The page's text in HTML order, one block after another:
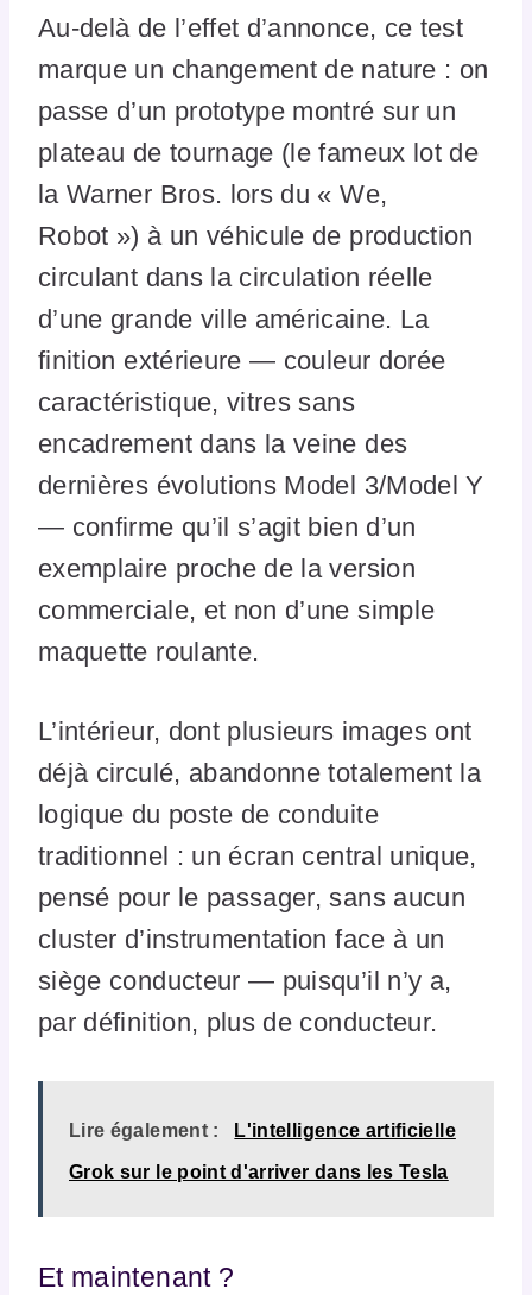
Au-delà de l’effet d’annonce, ce test
marque un changement de nature : on
passe d’un prototype montré sur un
plateau de tournage (le fameux lot de
la Warner Bros. lors du « We,
Robot ») à un véhicule de production
circulant dans la circulation réelle
d’une grande ville américaine. La
finition extérieure — couleur dorée
caractéristique, vitres sans
encadrement dans la veine des
dernières évolutions Model 3/Model Y
— confirme qu’il s’agit bien d’un
exemplaire proche de la version
commerciale, et non d’une simple
maquette roulante.
L’intérieur, dont plusieurs images ont
déjà circulé, abandonne totalement la
logique du poste de conduite
traditionnel : un écran central unique,
pensé pour le passager, sans aucun
cluster d’instrumentation face à un
siège conducteur — puisqu’il n’y a,
par définition, plus de conducteur.
Lire également : L'intelligence artificielle
Grok sur le point d'arriver dans les Tesla
Et maintenant ?